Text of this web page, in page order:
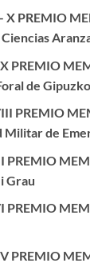
X PREMIO
PREMIO
de
PREMIO
Militar de
PREMIO
Grau
PREMIO
PREMIO